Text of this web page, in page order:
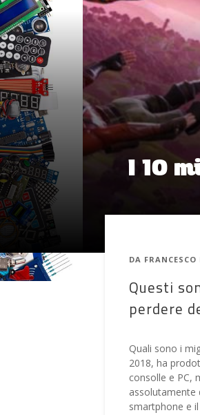
I 10
DA
Questi
perdere
Quali sono i
2018, ha
consolle e PC,
assolutamente
smartphone e